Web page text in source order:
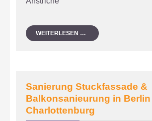
WEITERLESEN … FASSADENSANIERUNG
&
Sanierung Stuckfassade &
Balkonsanieurung in Berlin
Charlottenburg